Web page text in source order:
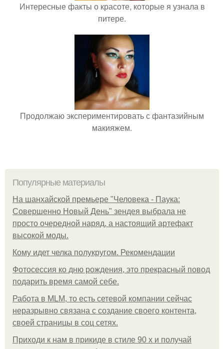
Интересные факты о красоте, которые я узнала в
питере.
Продолжаю экспериментировать с фантазийным
макияжем.
Популярные материалы
На шанхайской премьере "Человека - Паука:
Совершенно Новый День" зендея выбрала не
просто очередной наряд, а настоящий артефакт
высокой моды.
Кому идет челка полукругом. Рекомендации
Фотосессия ко дню рождения, это прекрасный повод
подарить время самой себе.
Работа в MLM, то есть сетевой компании сейчас
неразрывно связана с создание своего контента,
своей страницы в соц сетях.
Приходи к нам в прикиде в стиле 90 х и получай